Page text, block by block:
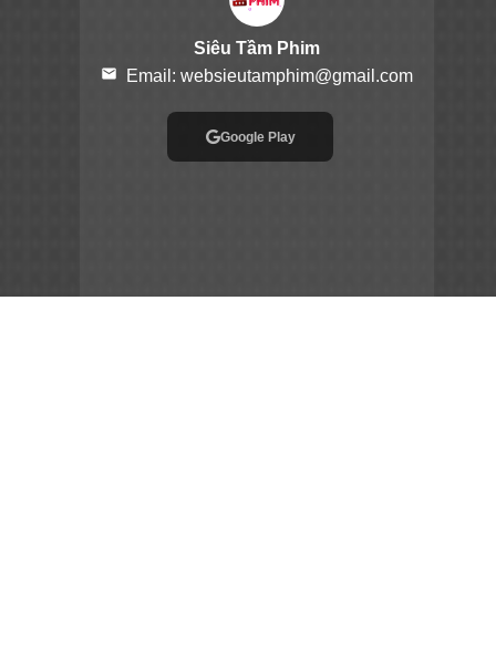
Siêu Tầm Phim
email Email: websieutamphim@gmail.com
Google Play